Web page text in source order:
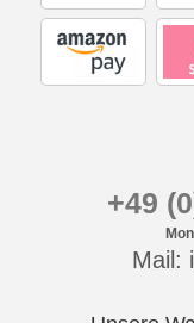
+49
Mail: